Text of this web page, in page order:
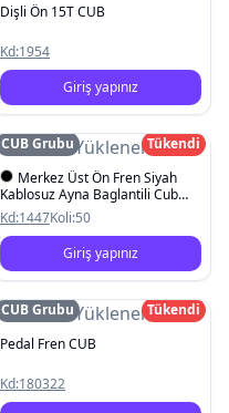
Dişli Ön 15T CUB
Kd:1954
Giriş yapınız
Resim Yüklenemedi
CUB Grubu
Tükendi
Merkez Üst Ön Fren Siyah
Kablosuz Ayna Baglantili Cub
KH100
Kd:1447Koli:50
Giriş yapınız
Resim Yüklenemedi
CUB Grubu
Tükendi
Pedal Fren CUB
Kd:180322